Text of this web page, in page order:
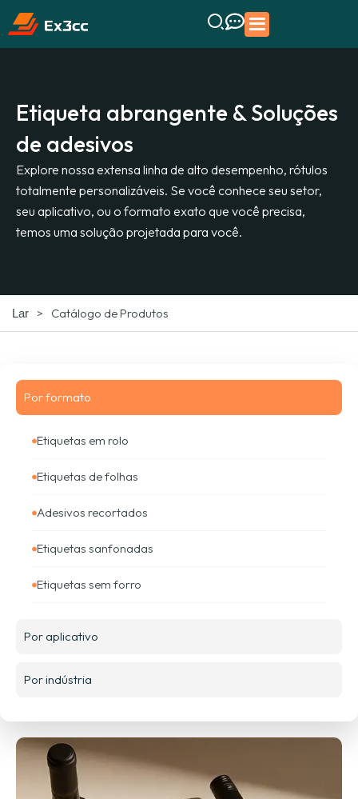
Etiqueta abrangente & Soluções
de adesivos
Explore nossa extensa linha de alto desempenho, rótulos
totalmente personalizáveis. Se você conhece seu setor,
seu aplicativo, ou o formato exato que você precisa,
temos uma solução projetada para você.
Lar > Catálogo de Produtos
Por formato
Etiquetas em rolo
Etiquetas de folhas
Adesivos recortados
Etiquetas sanfonadas
Etiquetas sem forro
Por aplicativo
Por indústria